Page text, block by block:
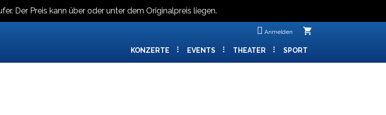
Der Preis kann über oder unter dem Originalpreis liegen.
shopping_cart
Anmelden
KONZERTE EVENTS THEATER SPORT